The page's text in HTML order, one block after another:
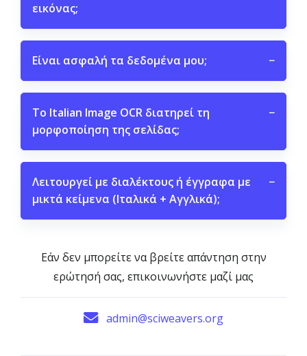
εικόνας;
Είναι ασφαλή τα δεδομένα μου; −
Το Italian Image OCR διατηρεί τη
μορφοποίηση της σελίδας;
−
Λειτουργεί με διαλέκτους ή έγγραφα με
μικτά κείμενα (Ιταλικά + Αγγλικά);
−
Εάν δεν μπορείτε να βρείτε απάντηση στην
ερώτησή σας, επικοινωνήστε μαζί μας
admin@sciweavers.org